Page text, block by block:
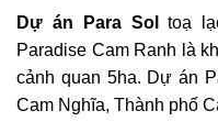
Dự án Para Sol
toạ
Paradise Cam Ranh là
cảnh quan 5ha. Dự án
Cam Nghĩa, Thành phố